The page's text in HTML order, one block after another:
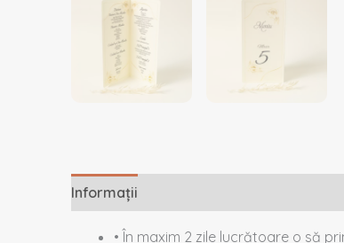
Informații
• În maxim 2 zile lucrătoare o să